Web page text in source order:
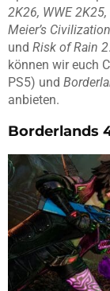
2K26, WWE
Meier’s
und Risk of Rain 2
können wir euch
PS5) und
anbieten.
Borderlands